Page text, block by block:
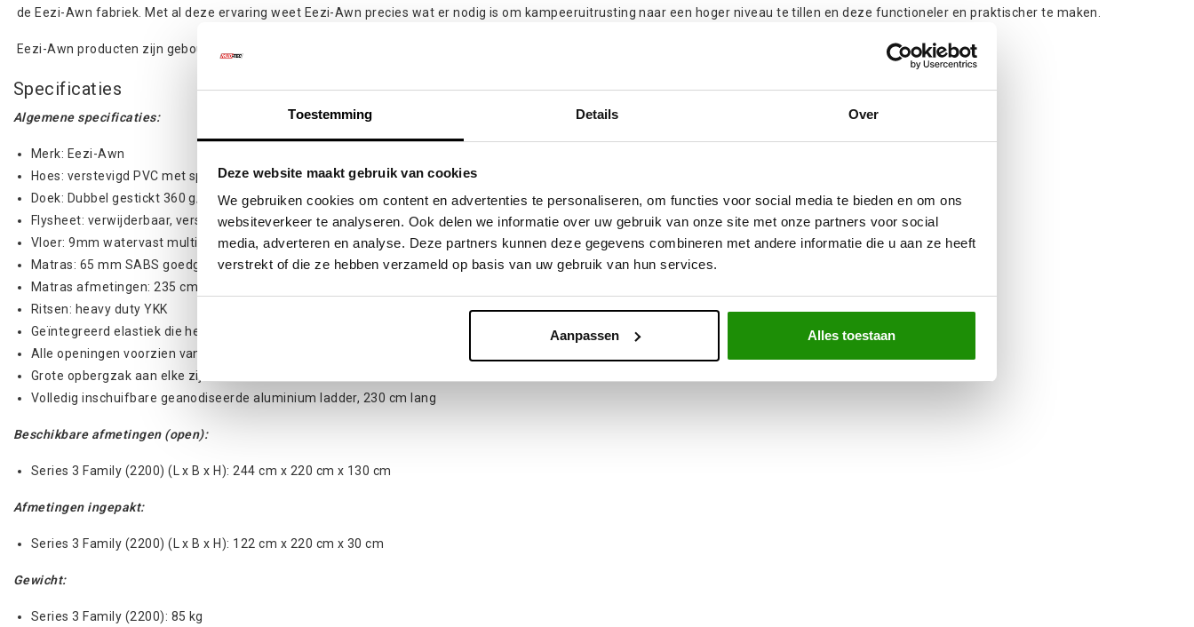
Toestemming Details Over
Deze website maakt gebruik van cookies
We gebruiken cookies om content en advertenties te personaliseren, om functies voor social media te bieden en om ons
websiteverkeer te analyseren. Ook delen we informatie over uw gebruik van onze site met onze partners voor social
media, adverteren en analyse. Deze partners kunnen deze gegevens combineren met andere informatie die u aan ze heeft
verstrekt of die ze hebben verzameld op basis van uw gebruik van hun services.
Aanpassen Alles toestaan
de Eezi-Awn fabriek. Met al deze ervaring weet Eezi-Awn precies wat er nodig is om kampeeruitrusting naar een hoger niveau te tillen en deze functioneler en praktischer te maken.
Eezi-Awn producten zijn gebouwd om lang mee te gaan.
Specificaties
Algemene specificaties:
Merk: Eezi-Awn
Hoes: verstevigd PVC met spanband
Doek: Dubbel gestickt 360 g/m2 ripstop, grijs of groen
Flysheet: verwijderbaar, verstevigd PVC, grijs of groen
Vloer: 9mm watervast multiplex met meranti verstevigingsbalken
Matras: 65 mm SABS goedgekeurd hoge dichtheid schuim
Matras afmetingen: 235 cm (L) x breedtemaat afhankelijk van variant
Ritsen: heavy duty YKK
Geïntegreerd elastiek die het tentdoek helpt naar binnen te vouwen tijdens inklappen
Alle openingen voorzien van geritste verduistering/muggengaas
Grote opbergzak aan elke zijde
Volledig inschuifbare geanodiseerde aluminium ladder, 230 cm lang
Beschikbare afmetingen (open):
Series 3 Family (2200) (L x B x H): 244 cm x 220 cm x 130 cm
Afmetingen ingepakt:
Series 3 Family (2200) (L x B x H): 122 cm x 220 cm x 30 cm
Gewicht:
Series 3 Family (2200): 85 kg